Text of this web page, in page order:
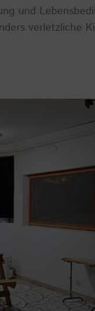
und
verletzliche